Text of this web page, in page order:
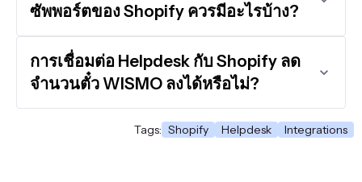
ซัพพอร์ตของ Shopify ควรมีอะไรบ้าง?
การเชื่อมต่อ Helpdesk กับ Shopify ลด
จำนวนตั๋ว WISMO ลงได้หรือไม่?
Tags: Shopify Helpdesk Integrations